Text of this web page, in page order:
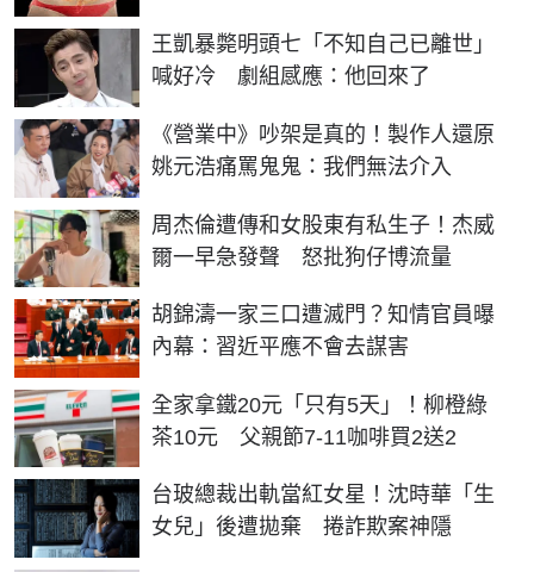
王凱暴斃明頭七「不知自己已離世」
喊好冷 劇組感應：他回來了
《營業中》吵架是真的！製作人還原
姚元浩痛罵鬼鬼：我們無法介入
周杰倫遭傳和女股東有私生子！杰威
爾一早急發聲 怒批狗仔博流量
胡錦濤一家三口遭滅門？知情官員曝
內幕：習近平應不會去謀害
全家拿鐵20元「只有5天」！柳橙綠
茶10元 父親節7-11咖啡買2送2
台玻總裁出軌當紅女星！沈時華「生
女兒」後遭拋棄 捲詐欺案神隱